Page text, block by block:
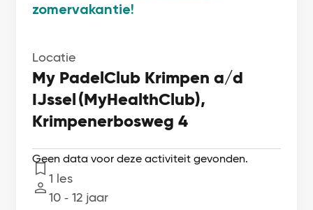
zomervakantie!
Locatie
My PadelClub Krimpen a/d
IJssel (MyHealthClub),
Krimpenerbosweg 4
Geen data voor deze activiteit gevonden.
Lessen
1 les
Leeftijd
10 ‐ 12 jaar